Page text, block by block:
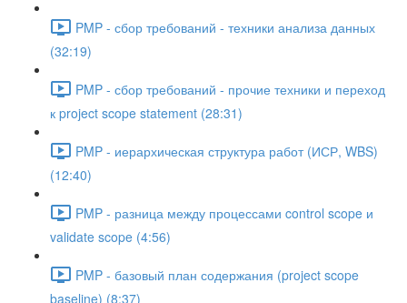
PMP - сбор требований - техники анализа данных
(32:19)
PMP - сбор требований - прочие техники и переход
к project scope statement (28:31)
PMP - иерархическая структура работ (ИСР, WBS)
(12:40)
PMP - разница между процессами control scope и
validate scope (4:56)
PMP - базовый план содержания (project scope
baseline) (8:37)